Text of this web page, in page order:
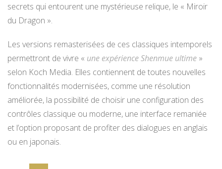
secrets qui entourent une mystérieuse relique, le « Miroir
du Dragon ».
Les versions remasterisées de ces classiques intemporels
permettront de vivre « une expérience Shenmue ultime »
selon Koch Media. Elles contiennent de toutes nouvelles
fonctionnalités modernisées, comme une résolution
améliorée, la possibilité de choisir une configuration des
contrôles classique ou moderne, une interface remaniée
et l’option proposant de profiter des dialogues en anglais
ou en japonais.